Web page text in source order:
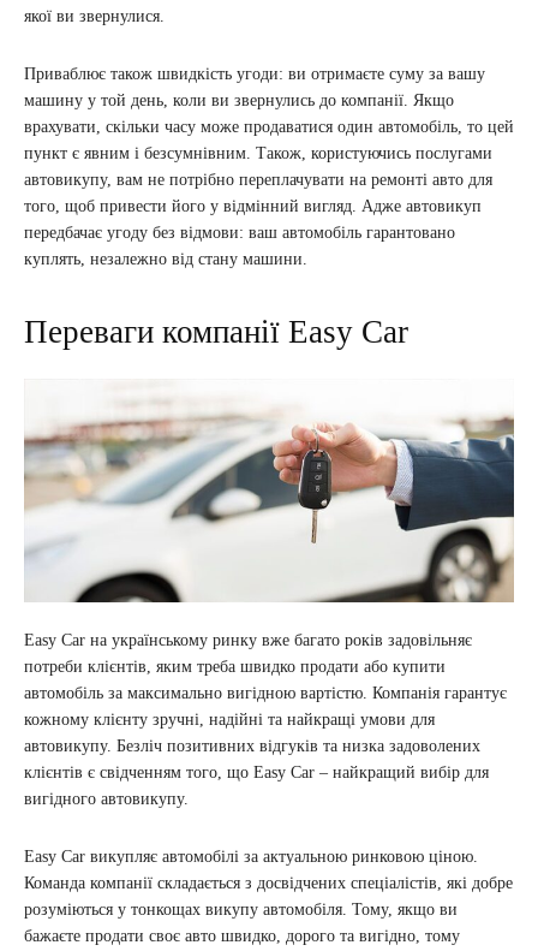
якої ви звернулися.
Приваблює також швидкість угоди: ви отримаєте суму за вашу
машину у той день, коли ви звернулись до компанії. Якщо
врахувати, скільки часу може продаватися один автомобіль, то цей
пункт є явним і безсумнівним. Також, користуючись послугами
автовикупу, вам не потрібно переплачувати на ремонті авто для
того, щоб привести його у відмінний вигляд. Адже автовикуп
передбачає угоду без відмови: ваш автомобіль гарантовано
куплять, незалежно від стану машини.
Переваги компанії Easy Car
Easy Car на українському ринку вже багато років задовільняє
потреби клієнтів, яким треба швидко продати або купити
автомобіль за максимально вигідною вартістю. Компанія гарантує
кожному клієнту зручні, надійні та найкращі умови для
автовикупу. Безліч позитивних відгуків та низка задоволених
клієнтів є свідченням того, що Easy Car – найкращий вибір для
вигідного автовикупу.
Easy Car викупляє автомобілі за актуальною ринковою ціною.
Команда компанії складається з досвідчених спеціалістів, які добре
розуміються у тонкощах викупу автомобіля. Тому, якщо ви
бажаєте продати своє авто швидко, дорого та вигідно, тому